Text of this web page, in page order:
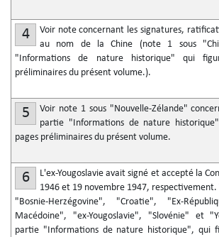
4
Voir note concernant les signatures,
au nom de la Chine (note 1 sous
"Informations de nature historique" qui
préliminaires du présent volume.).
5
Voir note 1 sous "Nouvelle-Zélande"
partie "Informations de nature
pages préliminaires du présent volume.
6
L'ex-Yougoslavie avait signé et accepté la
1946 et 19 novembre 1947, respectivement.
"Bosnie-Herzégovine", "Croatie", "Ex-
Macédoine", "ex-Yougoslavie", "Slovénie" et
partie "Informations de nature historique", qui